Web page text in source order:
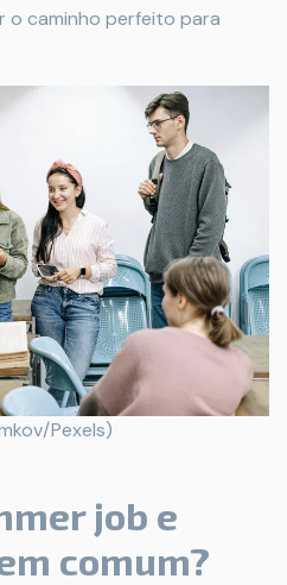
o caminho perfeito para
Pexels)
job e
comum?